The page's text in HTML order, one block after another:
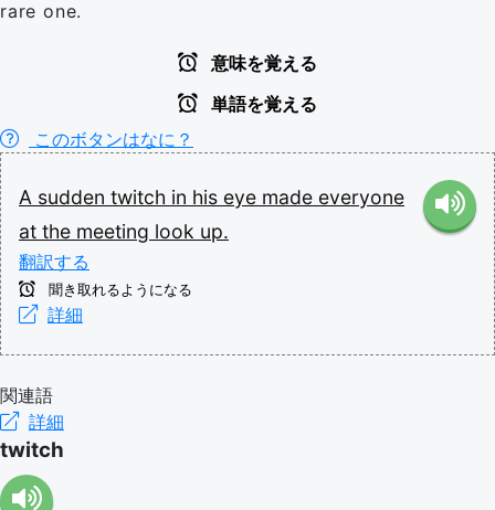
rare one.
意味を覚える
単語を覚える
このボタンはなに？
A sudden twitch in his eye made everyone
at the meeting look up.
翻訳する
聞き取れるようになる
詳細
関連語
詳細
twitch